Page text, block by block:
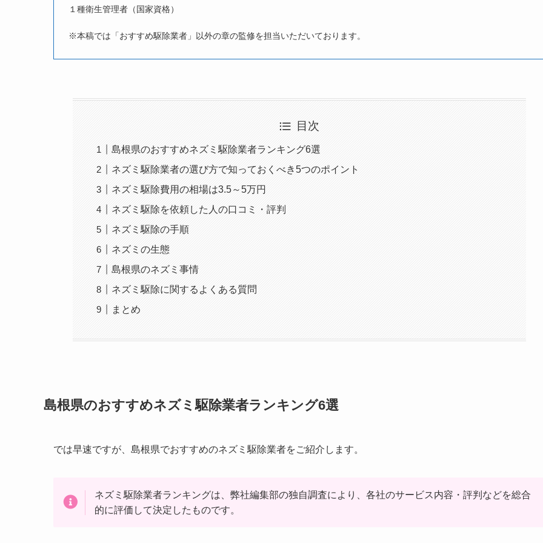
１種衛生管理者（国家資格）
※本稿では「おすすめ駆除業者」以外の章の監修を担当いただいております。
目次
島根県のおすすめネズミ駆除業者ランキング6選
ネズミ駆除業者の選び方で知っておくべき5つのポイント
ネズミ駆除費用の相場は3.5～5万円
ネズミ駆除を依頼した人の口コミ・評判
ネズミ駆除の手順
ネズミの生態
島根県のネズミ事情
ネズミ駆除に関するよくある質問
まとめ
島根県のおすすめネズミ駆除業者ランキング6選
では早速ですが、島根県でおすすめのネズミ駆除業者をご紹介します。
ネズミ駆除業者ランキングは、弊社編集部の独自調査により、各社のサービス内容・評判などを総合
的に評価して決定したものです。